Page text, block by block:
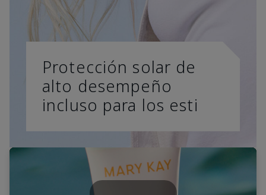
Protección solar de
alto desempeño
incluso para los esti